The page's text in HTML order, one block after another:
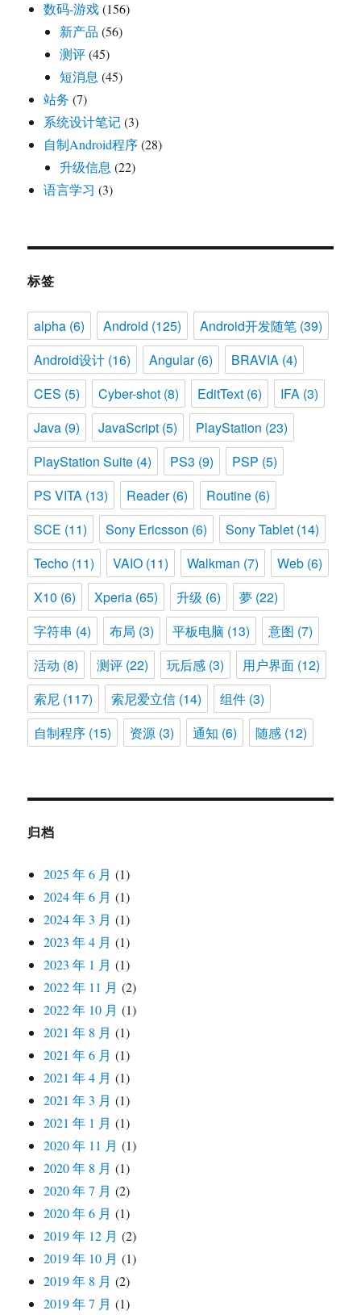
数码-游戏(156)
新产品 (56)
测评(45)
短消息 (45)
站务 (7)
系统设计笔记(3)
自制Android程序(28)
升级信息 (22)
语言学习 (3)
标签
alpha (6) Android (125) Android开发随笔 (39)
Android设计 (16) Angular(6) BRAVIA (4)
CES (5) Cyber-shot (8) EditText (6) IFA (3)
Java (9) JavaScript (5) PlayStation (23)
PlayStation Suite (4) PS3 (9) PSP (5)
PS VITA (13) Reader(6) Routine (6)
SCE (11) Sony Ericsson (6) Sony Tablet (14)
Techo (11) VAIO (11) Walkman (7) Web (6)
X10 (6) Xperia (65) 升级 (6) 夢 (22)
字符串 (4) 布局 (3) 平板电脑 (13) 意图 (7)
活动 (8) 测评 (22) 玩后感 (3) 用户界面 (12)
索尼 (117) 索尼爱立信 (14) 组件 (3)
自制程序 (15) 资源 (3) 通知 (6) 随感 (12)
归档
2025 年 6 月 (1)
2024 年 6 月 (1)
2024 年 3 月 (1)
2023 年 4 月 (1)
2023 年 1 月 (1)
2022 年 11 月 (2)
2022 年 10 月 (1)
2021 年 8 月 (1)
2021 年 6 月 (1)
2021 年 4 月 (1)
2021 年 3 月 (1)
2021 年 1 月 (1)
2020 年 11 月 (1)
2020 年 8 月 (1)
2020 年 7 月 (2)
2020 年 6 月 (1)
2019 年 12 月 (2)
2019 年 10 月 (1)
2019 年 8 月 (2)
2019 年 7 月 (1)